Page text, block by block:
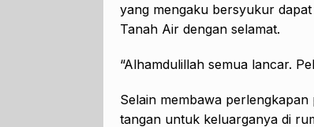
yang mengaku bersyukur
Tanah Air dengan selamat.
“Alhamdulillah semua lancar.
Selain membawa
tangan untuk keluarganya di